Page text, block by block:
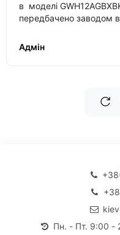
в моделі
передбачено заводом
Адмін
Пн. - Пт. 9:00 -